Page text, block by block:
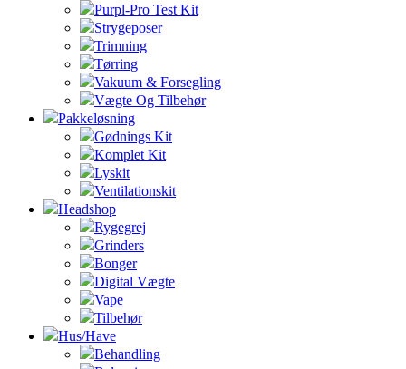
Purpl-Pro Test Kit
Strygeposer
Trimning
Tørring
Vakuum & Forsegling
Vægte Og Tilbehør
Pakkeløsning
Gødnings Kit
Komplet Kit
Lyskit
Ventilationskit
Headshop
Rygegrej
Grinders
Bonger
Digital Vægte
Vape
Tilbehør
Hus/Have
Behandling